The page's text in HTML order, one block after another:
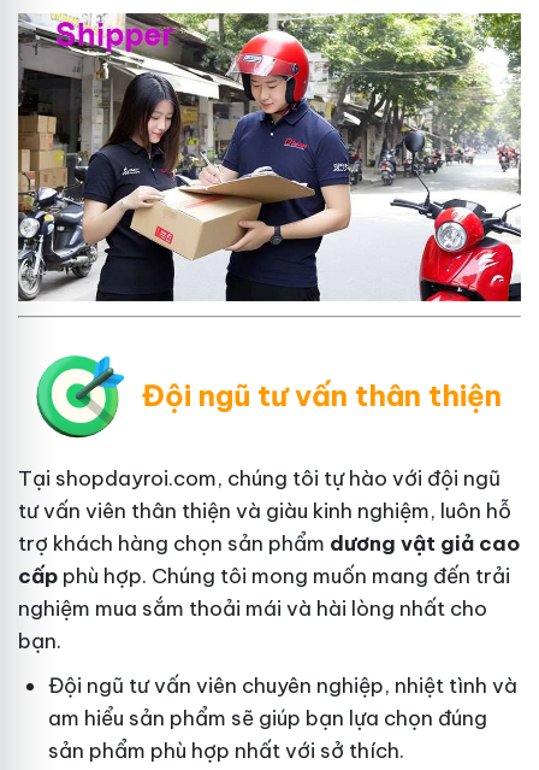
Đội ngũ tư vấn thân thiện
Tại shopdayroi.com, chúng tôi tự hào với đội ngũ
tư vấn viên thân thiện và giàu kinh nghiệm, luôn hỗ
trợ khách hàng chọn sản phẩm dương vật giả cao
cấp phù hợp. Chúng tôi mong muốn mang đến trải
nghiệm mua sắm thoải mái và hài lòng nhất cho
bạn.
Đội ngũ tư vấn viên chuyên nghiệp, nhiệt tình và
am hiểu sản phẩm sẽ giúp bạn lựa chọn đúng
sản phẩm phù hợp nhất với sở thích.